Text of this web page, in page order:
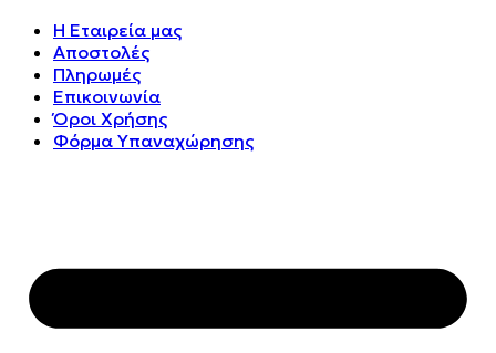
Η Εταιρεία μας
Αποστολές
Πληρωμές
Επικοινωνία
Όροι Χρήσης
Φόρμα Υπαναχώρησης